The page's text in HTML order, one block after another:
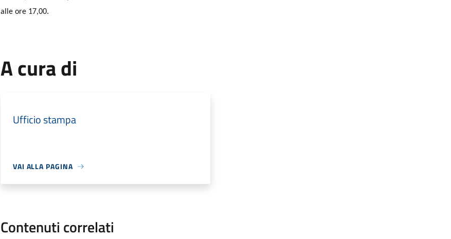
alle ore 17,00.
A cura di
Ufficio stampa
VAI ALLA PAGINA
Contenuti correlati